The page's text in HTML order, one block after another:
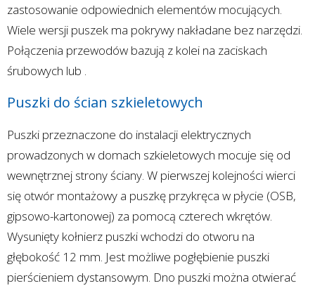
zastosowanie odpowiednich elementów mocujących.
Wiele wersji puszek ma pokrywy nakładane bez narzędzi.
Połączenia przewodów bazują z kolei na zaciskach
śrubowych lub .
Puszki do ścian szkieletowych
Puszki przeznaczone do instalacji elektrycznych
prowadzonych w domach szkieletowych mocuje się od
wewnętrznej strony ściany. W pierwszej kolejności wierci
się otwór montażowy a puszkę przykręca w płycie (OSB,
gipsowo-kartonowej) za pomocą czterech wkrętów.
Wysunięty kołnierz puszki wchodzi do otworu na
głębokość 12 mm. Jest możliwe pogłębienie puszki
pierścieniem dystansowym. Dno puszki można otwierać